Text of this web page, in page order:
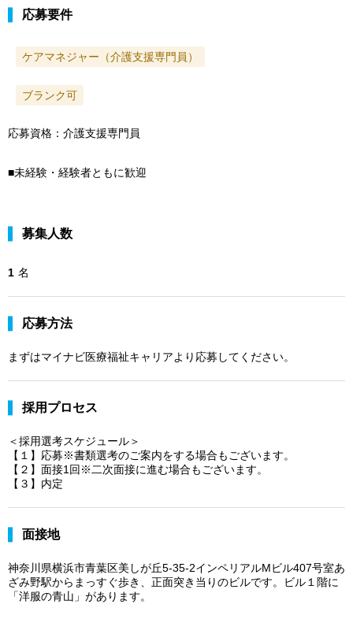
応募要件
ケアマネジャー（介護支援専門員）
ブランク可
応募資格：介護支援専門員
■未経験・経験者ともに歓迎
募集人数
1 名
応募方法
まずはマイナビ医療福祉キャリアより応募してください。
採用プロセス
＜採用選考スケジュール＞
【１】応募※書類選考のご案内をする場合もございます。
【２】面接1回※二次面接に進む場合もございます。
【３】内定
面接地
神奈川県横浜市青葉区美しが丘5-35-2インペリアルMビル407号室あ
ざみ野駅からまっすぐ歩き、正面突き当りのビルです。ビル１階に
「洋服の青山」があります。